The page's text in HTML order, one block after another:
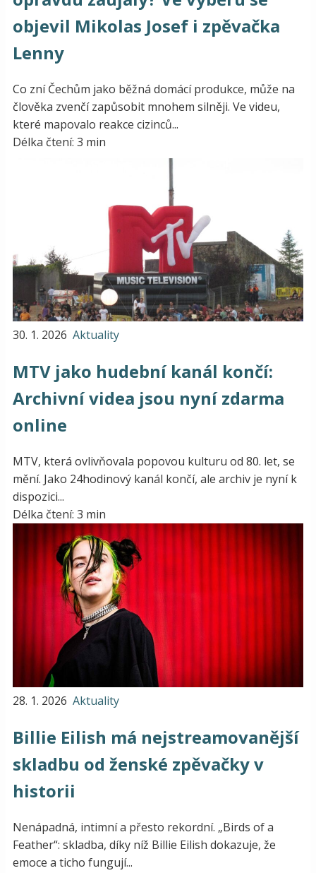
objevil Mikolas Josef i zpěvačka
Lenny
Co zní Čechům jako běžná domácí produkce, může na
člověka zvenčí zapůsobit mnohem silněji. Ve videu,
které mapovalo reakce cizinců...
Délka čtení: 3 min
30. 1. 2026 Aktuality
MTV jako hudební kanál končí:
Archivní videa jsou nyní zdarma
online
MTV, která ovlivňovala popovou kulturu od 80. let, se
mění. Jako 24hodinový kanál končí, ale archiv je nyní k
dispozici...
Délka čtení: 3 min
28. 1. 2026 Aktuality
Billie Eilish má nejstreamovanější
skladbu od ženské zpěvačky v
historii
Nenápadná, intimní a přesto rekordní. „Birds of a
Feather“: skladba, díky níž Billie Eilish dokazuje, že
emoce a ticho fungují...